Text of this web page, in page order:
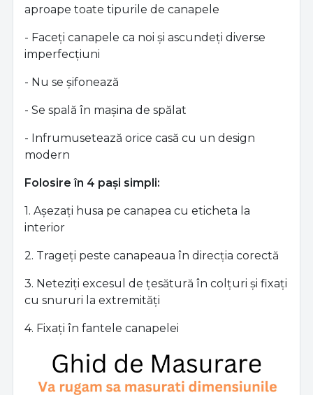
aproape toate tipurile de canapele
- Faceți canapele ca noi și ascundeți diverse
imperfecțiuni
- Nu se șifonează
- Se spală în mașina de spălat
- Infrumusetează orice casă cu un design
modern
Folosire în 4 pași simpli:
1. Așezați husa pe canapea cu eticheta la
interior
2. Trageți peste canapeaua în direcția corectă
3. Neteziți excesul de țesătură în colțuri și fixați
cu snururi la extremități
4. Fixați în fantele canapelei